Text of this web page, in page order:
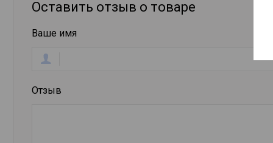
Оставить отзыв о товаре
Ваше имя
Отзыв